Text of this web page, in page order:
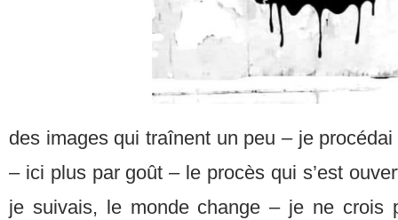
des images qui traînent un peu – je
– ici plus par goût – le procès qui s’est
je suivais, le monde change – je ne crois